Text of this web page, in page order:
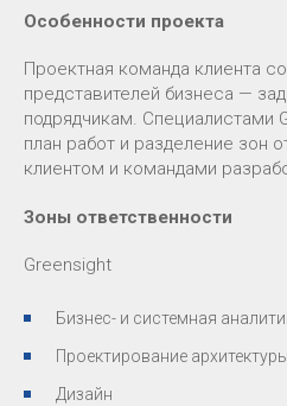
Особенности проекта
Проектная команда клиента
представителей бизнеса —
подрядчикам. Специалистами
план работ и разделение зон
клиентом и командами
Зоны ответственности
Greensight
Бизнес- и системная
Проектирование архитектуры
Дизайн